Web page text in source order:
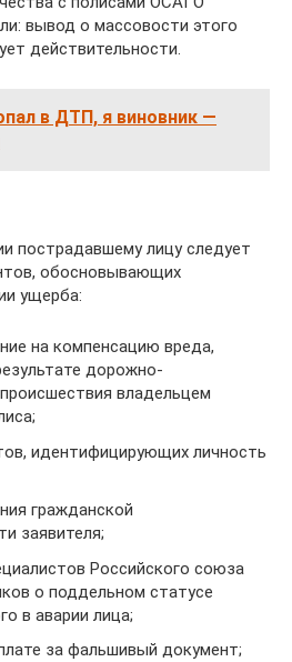
вывод о массовости этого
действительности.
в ДТП, я виновник —
пострадавшему лицу следует
обосновывающих
ущерба:
на компенсацию вреда,
дорожно-
владельцем
идентифицирующих личность
гражданской
заявителя;
Российского союза
о поддельном статусе
в аварии лица;
за фальшивый документ;